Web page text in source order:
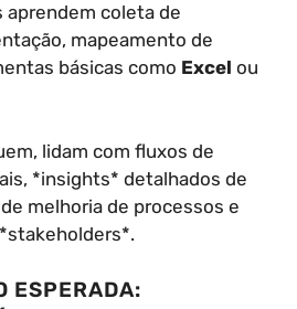
coleta de
mapeamento de
básicas como Excel ou
lidam com fluxos de
*insights* detalhados de
melhoria de processos e
ESPERADA: